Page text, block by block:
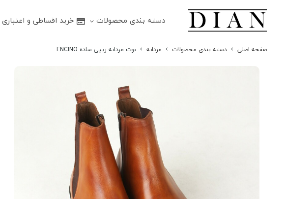
دسته بندی محصولات خرید اقساطی و اعتباری
صفحه اصلی دسته بندی محصولات مردانه بوت مردانه زیپی ساده ENCINO